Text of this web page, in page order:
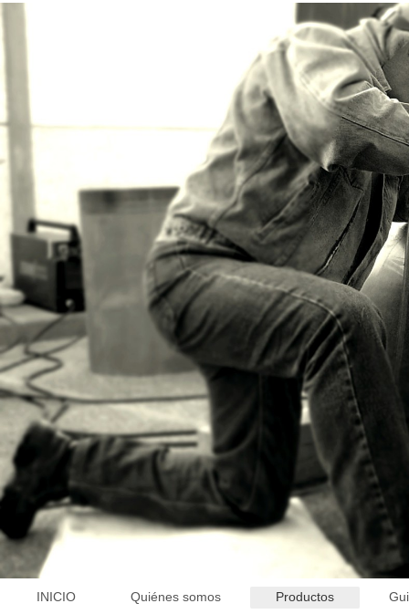
INICIO Quiénes somos Productos